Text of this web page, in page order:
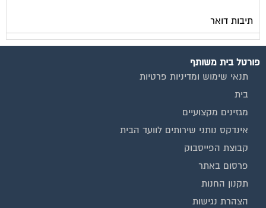
תיבות דואר
פורטל בית משותף
תנאי שימוש ומדיניות פרטיות
בית
מגזינים מקצועיים
אינדקס נותני שירותים לוועד הבית
קבוצת הפייסבוק
פרסום באתר
תקנון החנות
הצהרת נגישות